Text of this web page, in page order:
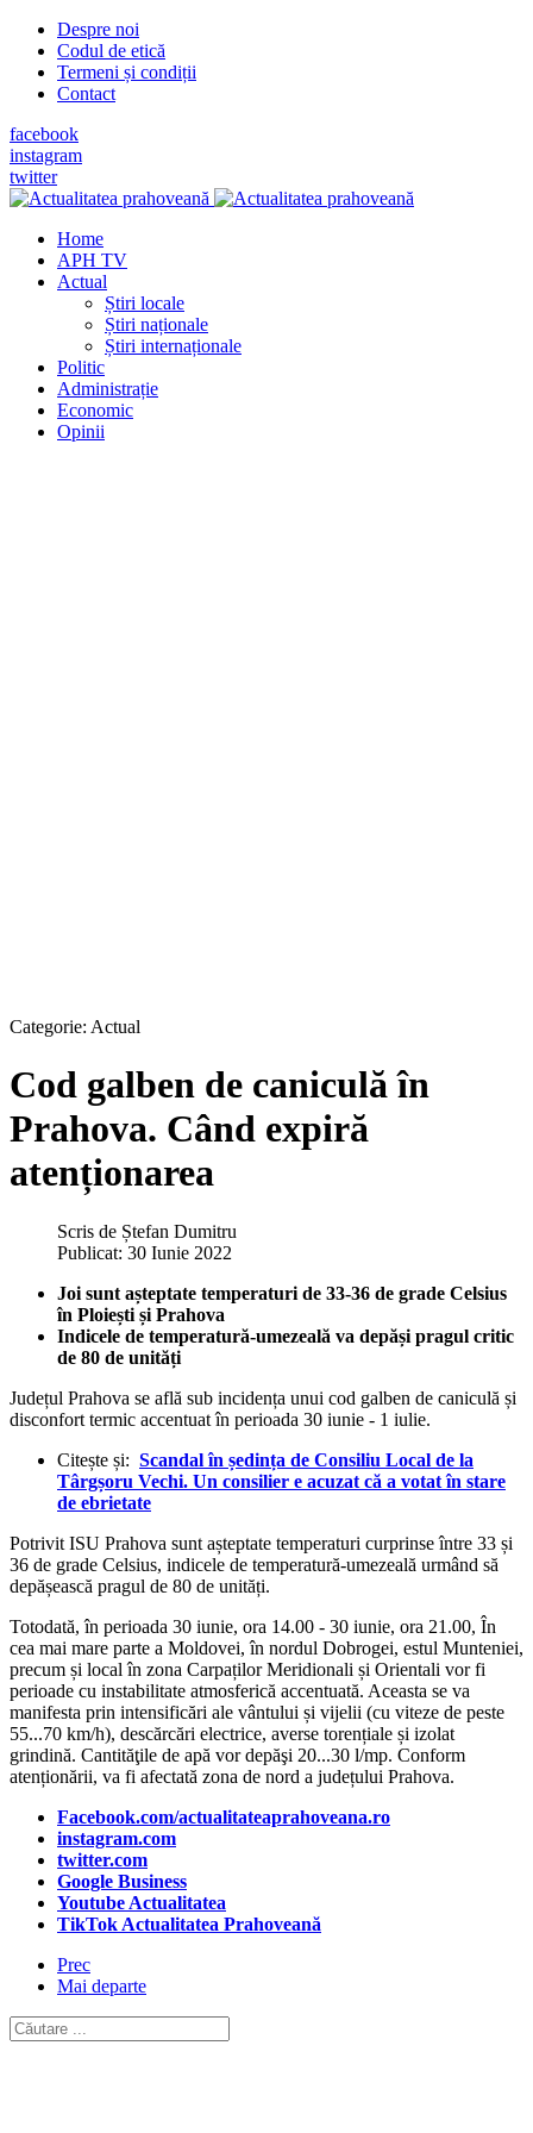
Despre noi
Codul de etică
Termeni și condiții
Contact
facebook
instagram
twitter
Home
APH TV
Actual
Știri locale
Știri naționale
Știri internaționale
Politic
Administrație
Economic
Opinii
Categorie: Actual
Cod galben de caniculă în
Prahova. Când expiră
atenționarea
Scris de Ștefan Dumitru
Publicat: 30 Iunie 2022
Joi sunt așteptate temperaturi de 33-36 de grade Celsius
în Ploiești și Prahova
Indicele de temperatură-umezeală va depăși pragul critic
de 80 de unități
Județul Prahova se află sub incidența unui cod galben de caniculă și
disconfort termic accentuat în perioada 30 iunie - 1 iulie.
Citește și: Scandal în ședința de Consiliu Local de la
Târgșoru Vechi. Un consilier e acuzat că a votat în stare
de ebrietate
Potrivit ISU Prahova sunt așteptate temperaturi curprinse între 33 și
36 de grade Celsius, indicele de temperatură-umezeală urmând să
depășească pragul de 80 de unități.
Totodată, în perioada 30 iunie, ora 14.00 - 30 iunie, ora 21.00, În
cea mai mare parte a Moldovei, în nordul Dobrogei, estul Munteniei,
precum și local în zona Carpaților Meridionali și Orientali vor fi
perioade cu instabilitate atmosferică accentuată. Aceasta se va
manifesta prin intensificări ale vântului și vijelii (cu viteze de peste
55...70 km/h), descărcări electrice, averse torențiale și izolat
grindină. Cantităţile de apă vor depăşi 20...30 l/mp. Conform
atenționării, va fi afectată zona de nord a județului Prahova.
Facebook.com/actualitateaprahoveana.ro
instagram.com
twitter.com
Google Business
Youtube Actualitatea
TikTok Actualitatea Prahoveană
Prec
Mai departe